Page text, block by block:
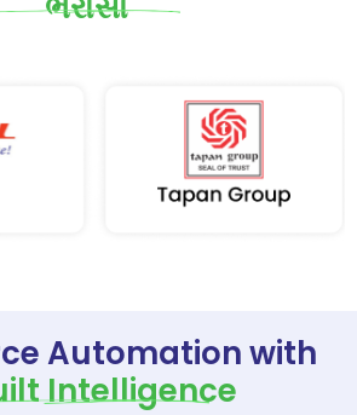
Automation with
Intelligence